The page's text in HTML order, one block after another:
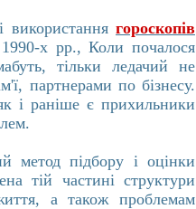
використання гороскопів
х рр., Коли почалося
тільки ледачий не
партнерами по бізнесу.
і раніше є прихильники
метод підбору і оцінки
тій частині структури
а також проблемам